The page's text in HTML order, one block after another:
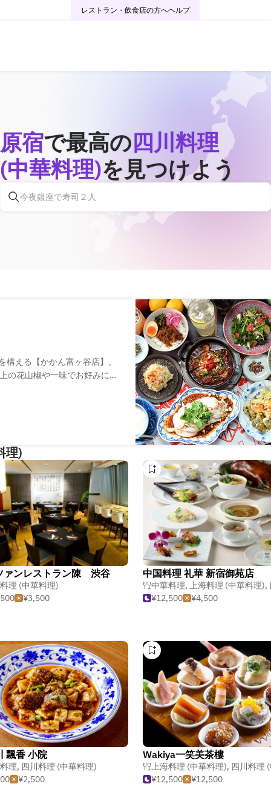
レストラン・飲食店の方へヘルプ
原宿で最高の四川料理
(中華料理)を見つけよう
える【かかん富ヶ谷店】。
の花山椒や一味でお好みにア
理)
ァンレストラン陳 渋谷
理 (中華料理)
¥3,500
中国料理 礼華 新宿御苑店
中華料理, 上海料理 (中華料理),
¥12,500
¥4,500
飄香 小院
理, 四川料理 (中華料理)
¥2,500
Wakiya一笑美茶樓
上海料理 (中華料理), 四川料理 (中
¥12,500
¥12,500